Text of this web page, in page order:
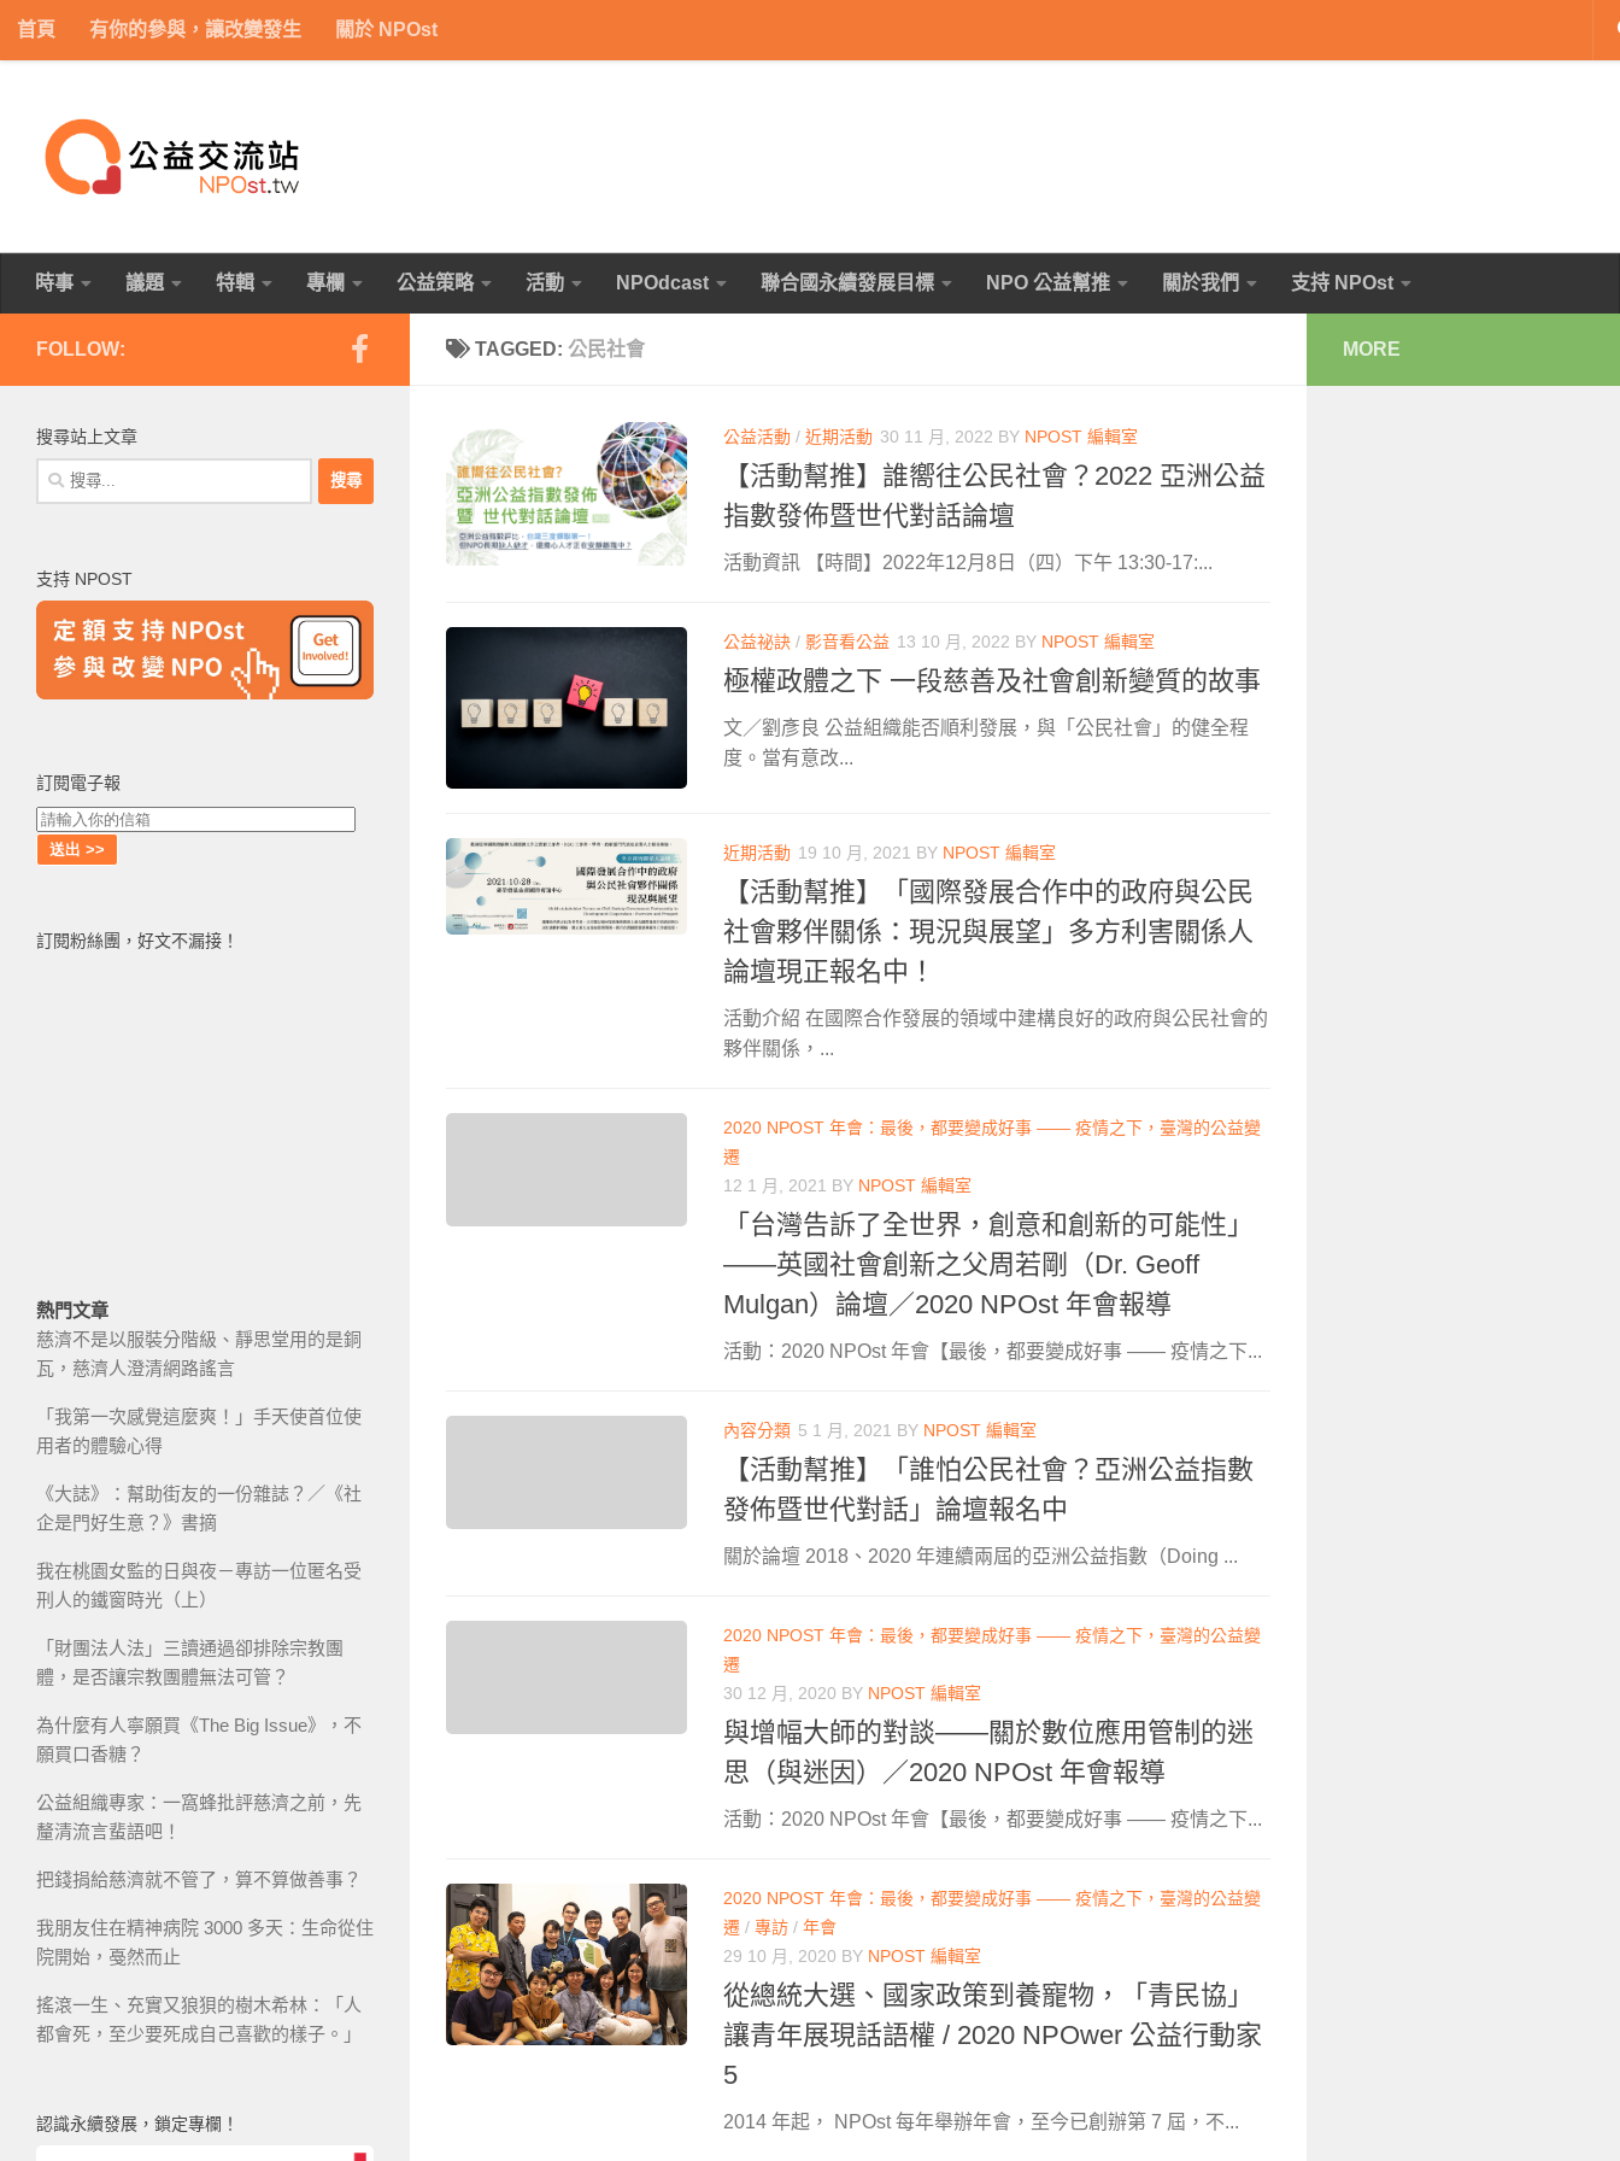
Skip to content
首頁 有你的參與，讓改變發生 關於 NPOst
時事 議題 特輯 專欄 公益策略 活動 NPOdcast 聯合國永續發展目標 NPO 公益幫推 關於我們 支持 NPOst
TAGGED: 公民社會
公益活動 / 近期活動 30 11 月, 2022 BY NPOST 編輯室
【活動幫推】誰嚮往公民社會？2022 亞洲公益
指數發佈暨世代對話論壇
活動資訊 【時間】2022年12月8日（四）下午 13:30-17:...
公益祕訣 / 影音看公益 13 10 月, 2022 BY NPOST 編輯室
極權政體之下 一段慈善及社會創新變質的故事
文／劉彥良 公益組織能否順利發展，與「公民社會」的健全程
度。當有意改...
近期活動 19 10 月, 2021 BY NPOST 編輯室
【活動幫推】「國際發展合作中的政府與公民
社會夥伴關係：現況與展望」多方利害關係人
論壇現正報名中！
活動介紹 在國際合作發展的領域中建構良好的政府與公民社會的
夥伴關係，...
2020 NPOST 年會：最後，都要變成好事 —— 疫情之下，臺灣的公益變
遷
12 1 月, 2021 BY NPOST 編輯室
「台灣告訴了全世界，創意和創新的可能性」
——英國社會創新之父周若剛（Dr. Geoff
Mulgan）論壇／2020 NPOst 年會報導
活動：2020 NPOst 年會【最後，都要變成好事 —— 疫情之下...
內容分類 5 1 月, 2021 BY NPOST 編輯室
【活動幫推】「誰怕公民社會？亞洲公益指數
發佈暨世代對話」論壇報名中
關於論壇 2018、2020 年連續兩屆的亞洲公益指數（Doing ...
2020 NPOST 年會：最後，都要變成好事 —— 疫情之下，臺灣的公益變
遷
30 12 月, 2020 BY NPOST 編輯室
與增幅大師的對談——關於數位應用管制的迷
思（與迷因）／2020 NPOst 年會報導
活動：2020 NPOst 年會【最後，都要變成好事 —— 疫情之下...
2020 NPOST 年會：最後，都要變成好事 —— 疫情之下，臺灣的公益變
遷 / 專訪 / 年會
29 10 月, 2020 BY NPOST 編輯室
從總統大選、國家政策到養寵物，「青民協」
讓青年展現話語權 / 2020 NPOwer 公益行動家
5
2014 年起， NPOst 每年舉辦年會，至今已創辦第 7 屆，不...
FOLLOW:
搜尋站上文章
搜
尋
字:
支持 NPOST
訂閱電子報
訂閱粉絲團，好文不漏接！
熱門文章
慈濟不是以服裝分階級、靜思堂用的是銅
瓦，慈濟人澄清網路謠言
「我第一次感覺這麼爽！」手天使首位使
用者的體驗心得
《大誌》：幫助街友的一份雜誌？／《社
企是門好生意？》書摘
我在桃園女監的日與夜－專訪一位匿名受
刑人的鐵窗時光（上）
「財團法人法」三讀通過卻排除宗教團
體，是否讓宗教團體無法可管？
為什麼有人寧願買《The Big Issue》，不
願買口香糖？
公益組織專家：一窩蜂批評慈濟之前，先
釐清流言蜚語吧！
把錢捐給慈濟就不管了，算不算做善事？
我朋友住在精神病院 3000 多天：生命從住
院開始，戞然而止
搖滾一生、充實又狼狽的樹木希林：「人
都會死，至少要死成自己喜歡的樣子。」
認識永續發展，鎖定專欄！
MORE